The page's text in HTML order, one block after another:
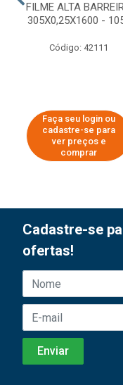
FILME ALTA
305X0,25X1600 -
Código: 42111
Faça seu login ou
cadastre-se para
ver preços e
comprar
Cadastre-se
ofertas!